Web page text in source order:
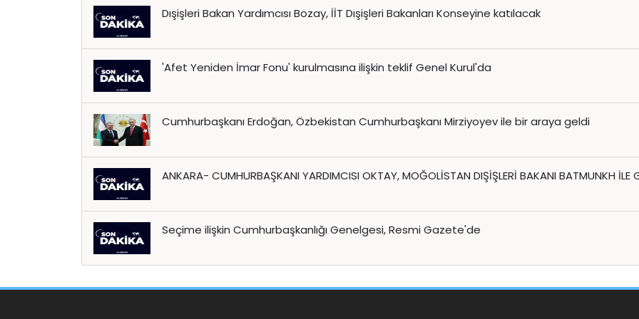
Dışişleri Bakan Yardımcısı Bozay, İİT Dışişleri Bakanları Konseyine katılacak
'Afet Yeniden İmar Fonu' kurulmasına ilişkin teklif Genel Kurul'da
Cumhurbaşkanı Erdoğan, Özbekistan Cumhurbaşkanı Mirziyoyev ile bir araya geldi
ANKARA- CUMHURBAŞKANI YARDIMCISI OKTAY, MOĞOLİSTAN DIŞİŞLERİ BAKANI BATMUNKH İLE
Seçime ilişkin Cumhurbaşkanlığı Genelgesi, Resmi Gazete'de